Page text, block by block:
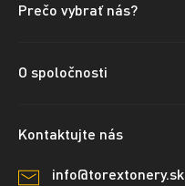
Prečo vybrať nás?
O spoločnosti
Kontaktujte nás
info@torextonery.sk